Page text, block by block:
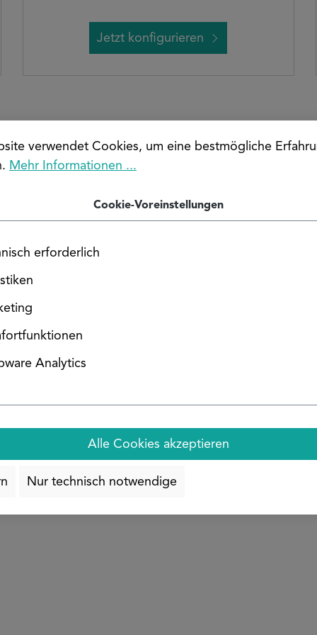
Jetzt konfigurieren
PULVERBESCHICHTUNG MÖGLICH
Edelstahl Rechteckrohr
Jetzt konfigurieren
verwendet Cookies, um eine bestmögliche
Mehr Informationen ...
Cookie-Voreinstellungen
erforderlich
Analytics
Alle Cookies akzeptieren
Nur technisch notwendige